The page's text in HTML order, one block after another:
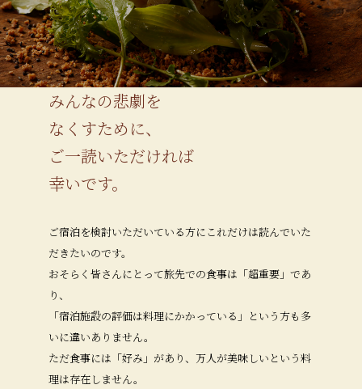
みんなの悲劇を
なくすために、
ご一読いただければ
幸いです。
ご宿泊を検討いただいている方にこれだけは読んでいた
だきたいのです。
おそらく皆さんにとって旅先での食事は「超重要」であ
り、
「宿泊施設の評価は料理にかかっている」という方も多
いに違いありません。
ただ食事には「好み」があり、万人が美味しいという料
理は存在しません。